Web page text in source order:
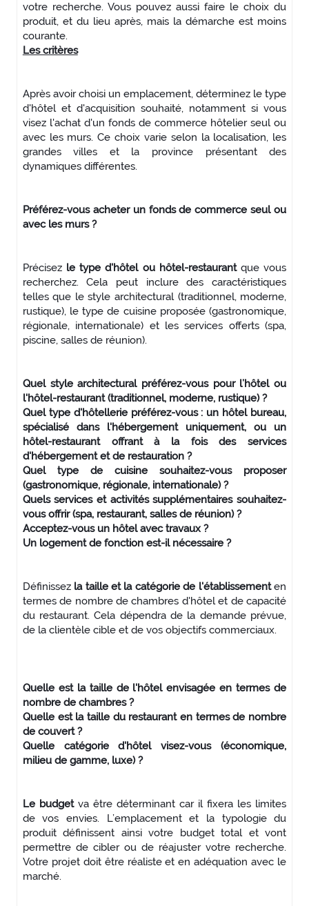
votre recherche. Vous pouvez aussi faire le choix du
produit, et du lieu après, mais la démarche est moins
courante.
Les critères
Après avoir choisi un emplacement, déterminez le type
d'hôtel et d'acquisition souhaité, notamment si vous
visez l'achat d'un fonds de commerce hôtelier seul ou
avec les murs. Ce choix varie selon la localisation, les
grandes villes et la province présentant des
dynamiques différentes.
Préférez-vous acheter un fonds de commerce seul ou
avec les murs ?
Précisez le type d'hôtel ou hôtel-restaurant que vous
recherchez. Cela peut inclure des caractéristiques
telles que le style architectural (traditionnel, moderne,
rustique), le type de cuisine proposée (gastronomique,
régionale, internationale) et les services offerts (spa,
piscine, salles de réunion).
Quel style architectural préférez-vous pour l’hôtel ou
l'hôtel-restaurant (traditionnel, moderne, rustique) ?
Quel type d'hôtellerie préférez-vous : un hôtel bureau,
spécialisé dans l'hébergement uniquement, ou un
hôtel-restaurant offrant à la fois des services
d'hébergement et de restauration ?
Quel type de cuisine souhaitez-vous proposer
(gastronomique, régionale, internationale) ?
Quels services et activités supplémentaires souhaitez-
vous offrir (spa, restaurant, salles de réunion) ?
Acceptez-vous un hôtel avec travaux ?
Un logement de fonction est-il nécessaire ?
Définissez la taille et la catégorie de l'établissementen
termes de nombre de chambres d'hôtel et de capacité
du restaurant. Cela dépendra de la demande prévue,
de la clientèle cible et de vos objectifs commerciaux.
Quelle est la taille de l'hôtel envisagée en termes de
nombre de chambres ?
Quelle est la taille du restaurant en termes de nombre
de couvert ?
Quelle catégorie d'hôtel visez-vous (économique,
milieu de gamme, luxe) ?
Le budgetva être déterminant car il fixera les limites
de vos envies. L’emplacement et la typologie du
produit définissent ainsi votre budget total et vont
permettre de cibler ou de réajuster votre recherche.
Votre projet doit être réaliste et en adéquation avec le
marché.